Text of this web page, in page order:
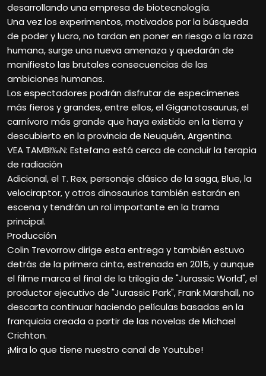
desarrollando una empresa de biotecnología.
Una vez los experimentos, motivados por la búsqueda
de poder y lucro, no tardan en poner en riesgo a la raza
humana, surge una nueva amenaza y quedarán de
manifiesto las brutales consecuencias de las
ambiciones humanas.
Los espectadores podrán disfrutar de especímenes
más fieros y grandes, entre ellos, el Giganotosaurus, el
carnívoro más grande que haya existido en la tierra y
descubierto en la provincia de Neuquén, Argentina.
VEA TAMBI‰N: Estefana está cerca de concluir la terapia
de radiación
Adicional, el T. Rex, personaje clásico de la saga, Blue, la
velociraptor, y otros dinosaurios también estarán en
escena y tendrán un rol importante en la trama
principal.
Producción
Colin Trevorrow dirige esta entrega y también estuvo
detrás de la primera cinta, estrenada en 2015, y aunque
el filme marca el final de la trilogía de "Jurassic World", el
productor ejecutivo de "Jurassic Park", Frank Marshall, no
descarta continuar haciendo películas basadas en la
franquicia creada a partir de las novelas de Michael
Crichton.
¡Mira lo que tiene nuestro canal de Youtube!